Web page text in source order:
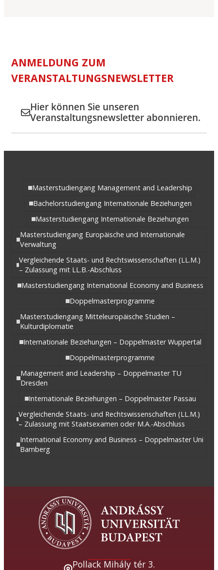
ANMELDUNG ZUM
VERANSTALTUNGSNEWSLETTER
Hier können Sie unseren
Veranstaltungsnewsletter abonnieren.
Masterstudiengang Management and Leadership
Bachelorstudiengang Internationale Beziehungen
Masterstudiengang Internationale Beziehungen
Masterstudiengang Europäische und Internationale
Verwaltung
Vergleichende Staats- und Rechtswissenschaften (LL.M.)
– Zulassung mit LL.B.-Abschluss
Masterstudiengang International Economy and Business
Doppelmasterprogramme
Masterstudiengang Mitteleuropäische Studien –
Kulturdiplomatie
Internationale Beziehungen – Doppelmaster Wuppertal
Doppelmasterprogramme
Management and Leadership – Doppelmaster TU
Dresden
Internationale Beziehungen – Doppelmaster Passau
Vergleichende Staats- und Rechtswissenschaften (LL.M.)
– Zulassung mit Staatsexamen oder M.A.-Abschluss
International Economy and Business – Doppelmaster Uni
Bamberg
Pollack Mihály tér 3.